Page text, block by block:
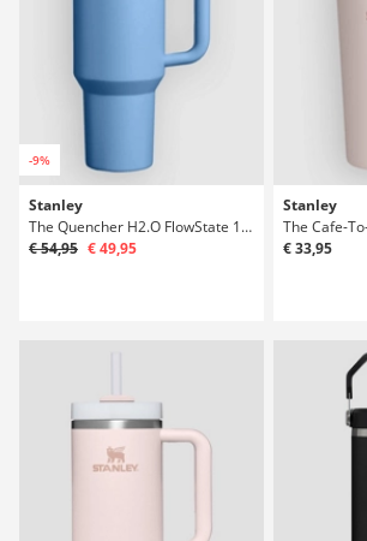
-9%
Stanley
The Quencher H2.O FlowState 1,18l Bottiglia
€ 54,95 € 49,95
Stanley
€ 33,95